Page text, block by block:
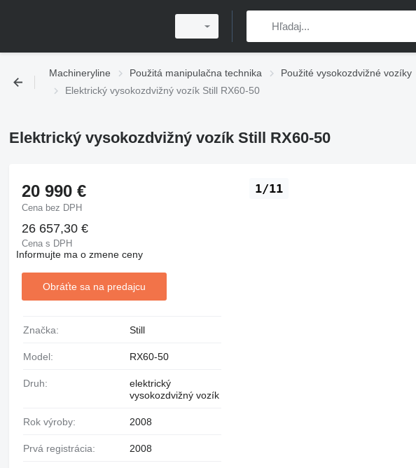
Machineryline Použitá manipulačna technika Použité vysokozdvižné vozíky
Elektrický vysokozdvižný vozík Still RX60-50
Elektrický vysokozdvižný vozík Still RX60-50
1/11
20 990 €
Cena bez DPH
26 657,30 €
Cena s DPH
Informujte ma o zmene ceny
Obráťte sa na predajcu
Značka: Still
Model: RX60-50
Druh:
elektrický
vysokozdvižný vozík
Rok výroby: 2008
Prvá registrácia: 2008